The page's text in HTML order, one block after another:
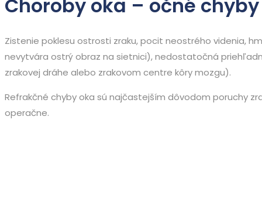
Choroby oka – očné chyby
Zistenie poklesu ostrosti zraku, pocit neostrého videnia,
nevytvára ostrý obraz na sietnici), nedostatočná
zrakovej dráhe alebo zrakovom centre kôry mozgu).
Refrakčné chyby oka sú najčastejším dôvodom poruchy
operačne.